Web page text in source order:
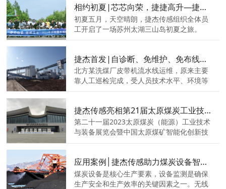
相约初夏|芯芯向荣，捷捷高升—捷杰传感团建活动
初夏五月，天空晴朗，捷杰传感组织全体员
工开启了一场苏州太湖三山岛初夏之旅。
捷杰首发|自诊断、免维护、免布线振动监测系统在洗煤厂皮带机成功应用
北方某洗煤厂皮带机流水线运维，原来主要
靠人工巡检完成，受人员技术水平、环境等
故造成重大经济损失。
捷杰传感亮相第21届太原煤炭工业技术与装备展览会
第二十一届2023太原煤炭（能源）工业技术
与装备展览会暨中国太原煤矿智能化创新技
碳”为主题，大力推进煤炭产业供给侧结构性
改革，提升煤炭产业领域交流。
应用案例│捷杰传感助力煤炭设备智能运维
煤炭设备是核心生产要素，设备监测是确保
生产安全和生产效率的关键因素之一。无线